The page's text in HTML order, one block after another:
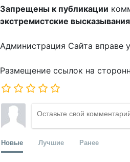
Запрещены к публикации
экстремистские
Администрация Сайта вправе
Размещение ссылок на
Новые Лучшие Ранее